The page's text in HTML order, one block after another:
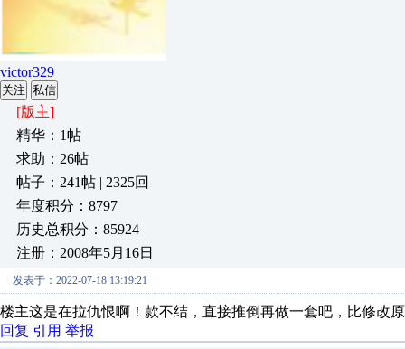
victor329
关注 私信
[版主]
精华：1帖
求助：26帖
帖子：241帖 | 2325回
年度积分：8797
历史总积分：85924
注册：2008年5月16日
发表于：2022-07-18 13:19:21
楼主这是在拉仇恨啊！款不结，直接推倒再做一套吧，比修改
回复 引用 举报